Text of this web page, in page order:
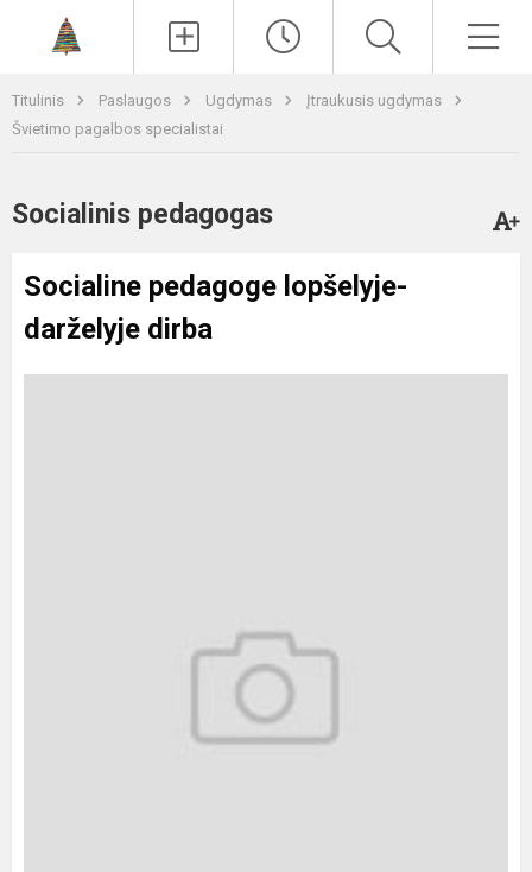
Titulinis Paslaugos Ugdymas
Įtraukusis ugdymas
Švietimo pagalbos specialistai
Socialinis pedagogas
Socialine pedagoge lopšelyje-
darželyje dirba